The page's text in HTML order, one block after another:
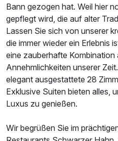
Bann gezogen hat. Weil hier
gepflegt wird, die auf alter
Lassen Sie sich von unserer
die immer wieder ein Erlebnis
eine zauberhafte Kombination
Annehmlichkeiten unserer
elegant ausgestattete 28
Exklusive Suiten bieten alles,
Luxus zu genießen.
Wir begrüßen Sie im